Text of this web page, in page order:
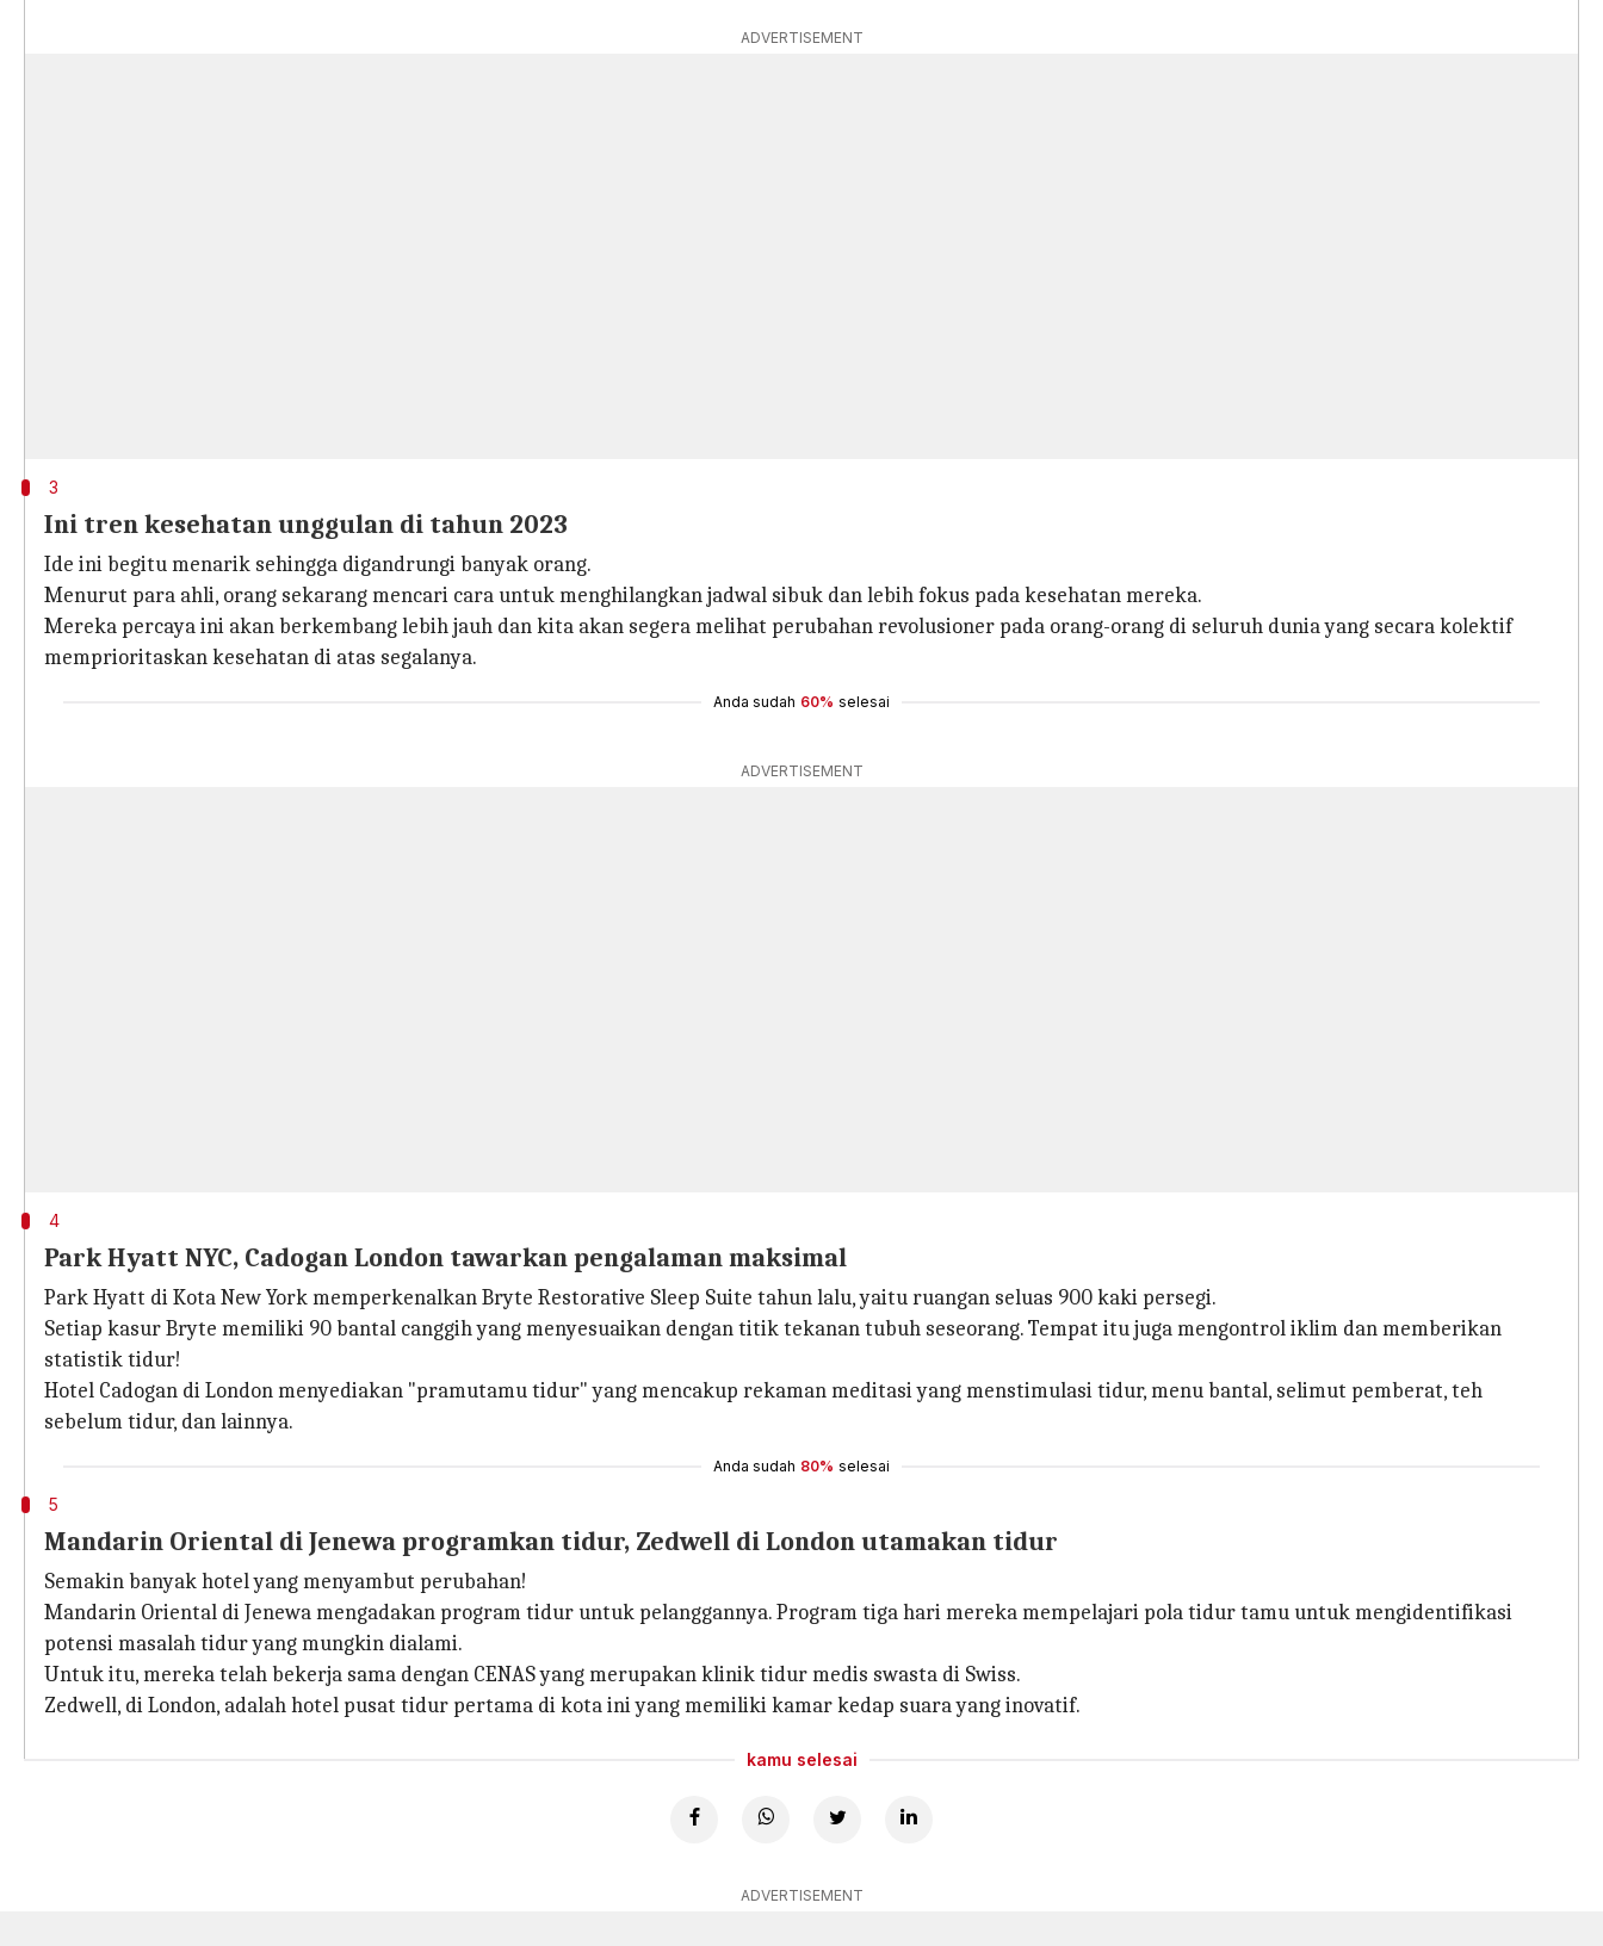
ADVERTISEMENT
3
Ini tren kesehatan unggulan di tahun 2023
Ide ini begitu menarik sehingga digandrungi banyak orang.
Menurut para ahli, orang sekarang mencari cara untuk menghilangkan jadwal sibuk dan lebih fokus pada kesehatan mereka.
Mereka percaya ini akan berkembang lebih jauh dan kita akan segera melihat perubahan revolusioner pada orang-orang di seluruh dunia yang secara kolektif
memprioritaskan kesehatan di atas segalanya.
Anda sudah 60% selesai
ADVERTISEMENT
4
Park Hyatt NYC, Cadogan London tawarkan pengalaman maksimal
Park Hyatt di Kota New York memperkenalkan Bryte Restorative Sleep Suite tahun lalu, yaitu ruangan seluas 900 kaki persegi.
Setiap kasur Bryte memiliki 90 bantal canggih yang menyesuaikan dengan titik tekanan tubuh seseorang. Tempat itu juga mengontrol iklim dan memberikan
statistik tidur!
Hotel Cadogan di London menyediakan "pramutamu tidur" yang mencakup rekaman meditasi yang menstimulasi tidur, menu bantal, selimut pemberat, teh
sebelum tidur, dan lainnya.
Anda sudah 80% selesai
5
Mandarin Oriental di Jenewa programkan tidur, Zedwell di London utamakan tidur
Semakin banyak hotel yang menyambut perubahan!
Mandarin Oriental di Jenewa mengadakan program tidur untuk pelanggannya. Program tiga hari mereka mempelajari pola tidur tamu untuk mengidentifikasi
potensi masalah tidur yang mungkin dialami.
Untuk itu, mereka telah bekerja sama dengan CENAS yang merupakan klinik tidur medis swasta di Swiss.
Zedwell, di London, adalah hotel pusat tidur pertama di kota ini yang memiliki kamar kedap suara yang inovatif.
kamu selesai
ADVERTISEMENT